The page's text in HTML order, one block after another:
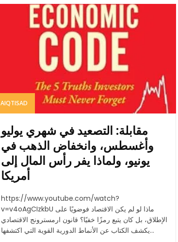
AIQTISAD
مقابلة: التصعيد في شهري يوليو
وأغسطس، وانخفاض الذهب في
يونيو، ولماذا يفر رأس المال إلى
أمريكا
https://www.youtube.com/watch?
v=v4oAgCIzkbU ماذا لو لم يكن الاقتصاد فوضويًا على
الإطلاق، بل كان يتبع رمزًا خفيًا؟ قانون ارمسترونج الاقتصادي
يكشف الكتاب عن الأنماط الدورية القوية التي اكتشفها...